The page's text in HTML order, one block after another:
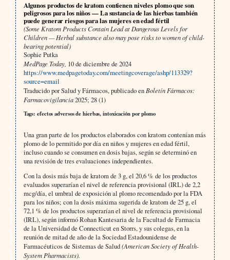
Algunos productos de kratom contienen niveles plomo que son
peligrosos para los niños — La sustancia de las hierbas también
puede generar riesgos para las mujeres en edad fértil
(Some Kratom Products Contain Lead at Dangerous Levels for
Children — Herbal substance also may pose risks to women of child-
bearing potential)
Sophie Putka
MedPage Today, 10 de diciembre de 2024
https://www.medpagetoday.com/meetingcoverage/ashp/113329?
source=email
Traducido por Salud y Fármacos, publicado en Boletín Fármacos:
Farmacovigilancia2025; 28 (1)
Tags: efectos adversos de hierbas, intoxicación por plomo
Una gran parte de los productos elaborados con kratom contenían más
plomo de lo permitido por día en niños y mujeres en edad fértil,
incluso cuando se consumen en dosis bajas, según se determinó en
una revisión de tres evaluaciones independientes.
Con la dosis más baja de kratom de 3 g, el 20,6 % de los productos
evaluados superarían el nivel de referencia provisional (IRL) de 2,2
mcg/día, el umbral de exposición al plomo recomendado por la FDA
para los niños; con la dosis máxima sugerida de kratom de 25 g, el
72,1 % de los productos superarían el nivel de referencia provisional
(IRL), según informó Rohan Kantesaria de la Facultad de Farmacia
de la Universidad de Connecticut en Storrs, y sus colegas, en la
reunión de mitad de año de la Sociedad Estadounidense de
Farmacéuticos de Sistemas de Salud(American Society of Health-
System Pharmacists).